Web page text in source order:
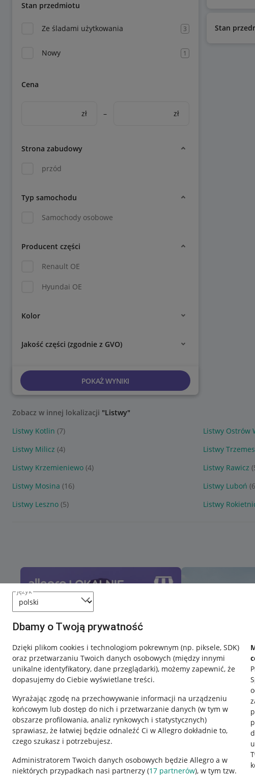
język
Dbamy o Twoją prywatność
Dzięki plikom cookies i technologiom pokrewnym (np. piksele, SDK)
oraz przetwarzaniu Twoich danych osobowych (między innymi
unikalne identyfikatory, dane przeglądarki), możemy zapewnić, że
dopasujemy do Ciebie wyświetlane treści.
Wyrażając zgodę na przechowywanie informacji na urządzeniu
końcowym lub dostęp do nich i przetwarzanie danych (w tym w
obszarze profilowania, analiz rynkowych i statystycznych)
sprawiasz, że łatwiej będzie odnaleźć Ci w Allegro dokładnie to,
czego szukasz i potrzebujesz.
Administratorem Twoich danych osobowych będzie Allegro a w
niektórych przypadkach nasi partnerzy (17 partnerów), w tym tzw.
Stan przedmiotu
Ze śladami użytkowania 3
Nowy 1
Cena
zł – zł
Strona zabudowy
przód
Typ samochodu
Samochody osobowe
Producent części
Renault OE
Hyundai OE
Kolor
Jakość części (zgodnie z GVO)
POKAŻ WYNIKI
Stan
Zobacz w innej lokalizacji "Listwy"
Listwy Kotlin (7) Listwy Ostrów
Listwy Milicz (4) Listwy
Listwy Krzemieniewo (4) Listwy Rawicz
Listwy Mosina (16) Listwy Luboń
Listwy Leszno (5) Listwy
Przydatne informacje
Jak to działa Regulamin